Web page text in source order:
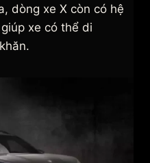
dòng xe X còn có hệ
xe có thể di